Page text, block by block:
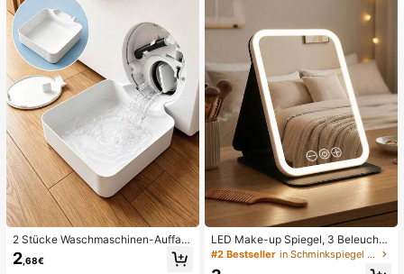
2 Stücke Waschmaschinen-Auffan
gwanne Tropfschale, wasserdichte
Bodenschutzmatte für Waschraum,
2 ,68€
LED Make-up Spiegel, 3 Beleuchtu
ngsmodi, einstellbare Helligkeit, tra
gbares faltbares Design, geeignet f
#2 Bestseller in Schminkspiegel & Duschspiegel